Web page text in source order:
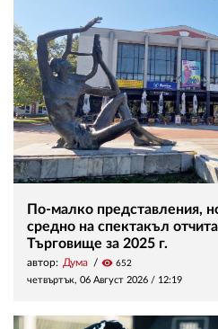
По-малко представления,
средно на спектакъл
Търговище за 2025 г.
автор: Дума visibility 652
четвъртък, 06 Август 2026 / 12:19